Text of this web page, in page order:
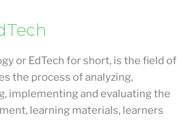
or EdTech for short, is the field of
the process of analyzing,
implementing and evaluating the
learning materials, learners